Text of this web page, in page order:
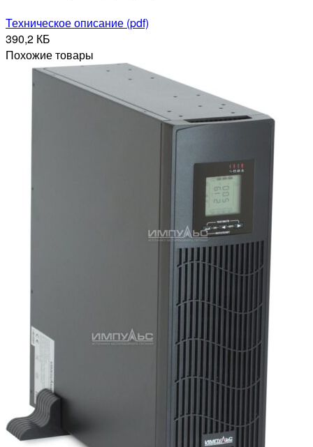
Техническое описание (pdf)
390,2 КБ
Похожие товары